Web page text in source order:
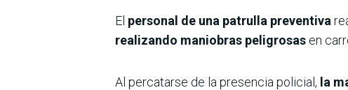
El personal de una patrulla preventiva
realizando maniobras peligrosas en
Al percatarse de la presencia policial, la